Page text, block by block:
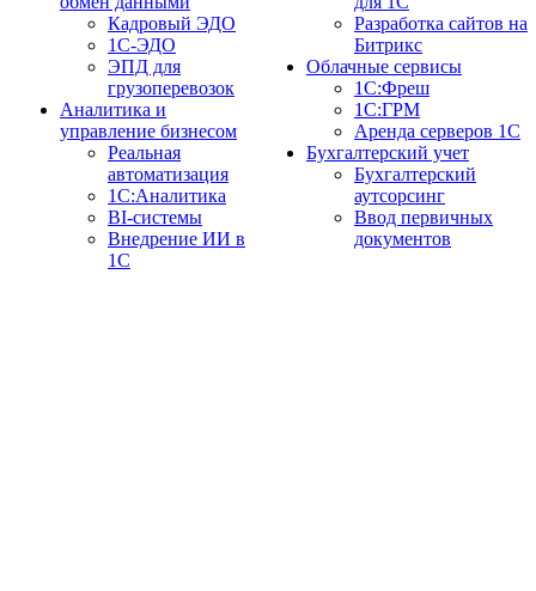
Кадровый ЭДО
1С-ЭДО
ЭПД для
грузоперевозок
Аналитика и
управление бизнесом
Реальная
автоматизация
1С:Аналитика
BI-системы
Внедрение ИИ в
1С
Разработка сайтов на
Битрикс
Облачные сервисы
1С:Фреш
1С:ГРМ
Аренда серверов 1С
Бухгалтерский учет
Бухгалтерский
аутсорсинг
Ввод первичных
документов